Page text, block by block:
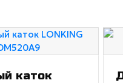
каток